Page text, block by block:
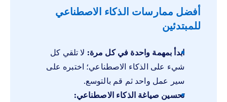
أفضل ممارسات الذكاء الاصطناعي
للمبتدئين
ابدأ بمهمة واحدة في كل مرة: لا تلقي كل
شيء على الذكاء الاصطناعي؛ اختبره على
سير عمل واحد ثم قم بالتوسع.
تحسين صياغة الذكاء الاصطناعي: